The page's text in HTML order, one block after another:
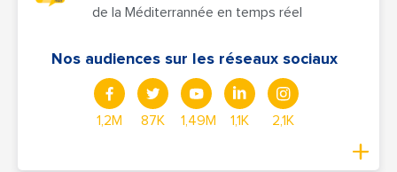
de la Méditerrannée en temps réel
Nos audiences sur les réseaux sociaux
1,2M 87K 1,49M 1,1K 2,1K